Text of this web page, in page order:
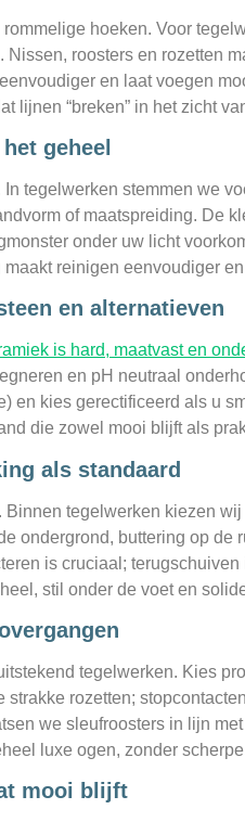
hoeken. Voor
roosters en rozetten
en laat voegen
lijnen “breken” in het zicht
geheel
tegelwerken stemmen we
of maatspreiding. De
onder uw licht
reinigen eenvoudiger
en alternatieven
is hard, maatvast en
en pH neutraal
en kies gerectificeerd als u
die zowel mooi blijft als
als standaard
tegelwerken kiezen
ondergrond, buttering op
is cruciaal;
stil onder de voet en
tegelwerken. Kies
rozetten;
we sleufroosters in lijn
luxe ogen, zonder
mooi blijft